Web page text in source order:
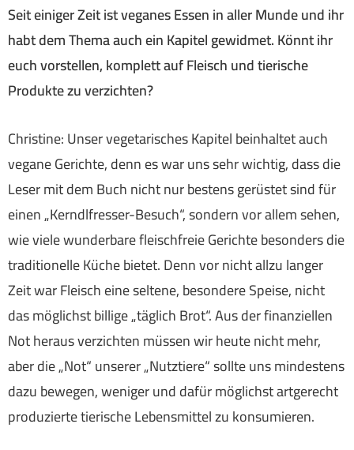
Seit einiger Zeit ist veganes Essen in aller Munde und ihr
habt dem Thema auch ein Kapitel gewidmet. Könnt ihr
euch vorstellen, komplett auf Fleisch und tierische
Produkte zu verzichten?
Christine: Unser vegetarisches Kapitel beinhaltet auch
vegane Gerichte, denn es war uns sehr wichtig, dass die
Leser mit dem Buch nicht nur bestens gerüstet sind für
einen „Kerndlfresser-Besuch“, sondern vor allem sehen,
wie viele wunderbare fleischfreie Gerichte besonders die
traditionelle Küche bietet. Denn vor nicht allzu langer
Zeit war Fleisch eine seltene, besondere Speise, nicht
das möglichst billige „täglich Brot“. Aus der finanziellen
Not heraus verzichten müssen wir heute nicht mehr,
aber die „Not“ unserer „Nutztiere“ sollte uns mindestens
dazu bewegen, weniger und dafür möglichst artgerecht
produzierte tierische Lebensmittel zu konsumieren.